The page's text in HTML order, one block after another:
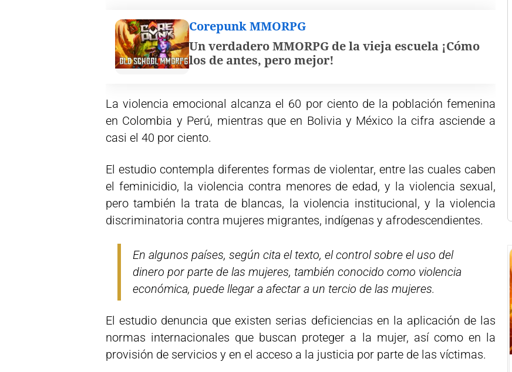
Corepunk MMORPG
Un verdadero MMORPG de la vieja escuela ¡Cómo
los de antes, pero mejor!
La violencia emocional alcanza el 60 por ciento de la población femenina
en Colombia y Perú, mientras que en Bolivia y México la cifra asciende a
casi el 40 por ciento.
El estudio contempla diferentes formas de violentar, entre las cuales caben
el feminicidio, la violencia contra menores de edad, y la violencia sexual,
pero también la trata de blancas, la violencia institucional, y la violencia
discriminatoria contra mujeres migrantes, indígenas y afrodescendientes.
En algunos países, según cita el texto, el control sobre el uso del
dinero por parte de las mujeres, también conocido como violencia
económica, puede llegar a afectar a un tercio de las mujeres.
El estudio denuncia que existen serias deficiencias en la aplicación de las
normas internacionales que buscan proteger a la mujer, así como en la
provisión de servicios y en el acceso a la justicia por parte de las víctimas.